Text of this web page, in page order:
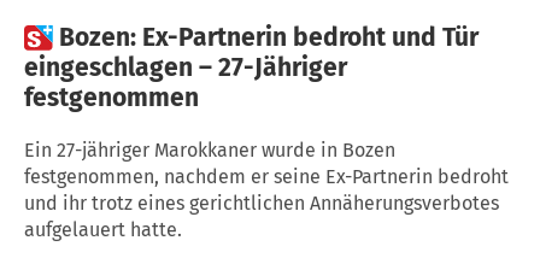
 Bozen: Ex-Partnerin bedroht und Tür
eingeschlagen – 27-Jähriger
festgenommen
Ein 27-jähriger Marokkaner wurde in Bozen
festgenommen, nachdem er seine Ex-Partnerin bedroht
und ihr trotz eines gerichtlichen Annäherungsverbotes
aufgelauert hatte.